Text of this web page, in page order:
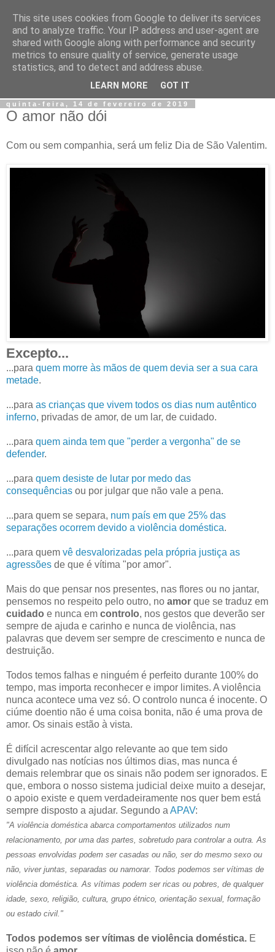
Jiji
Fotografia, devaneios, moda, teatro, e tudo o que eu possa
quinta-feira, 14 de fevereiro de 2019
O amor não dói
Com ou sem companhia, será um feliz Dia de São Valentim.
Excepto...
...para quem morre às mãos de quem devia ser a sua cara
metade.
...para as crianças que vivem todos os dias num autêntico
inferno, privadas de amor, de um lar, de cuidado.
...para quem ainda tem que "perder a vergonha" de se
defender.
...para quem desiste de lutar por medo das
consequências ou por julgar que não vale a pena.
...para quem se separa, num país em que 25% das
separações ocorrem devido a violência doméstica.
...para quem vê desvalorizadas pela própria justiça as
agressões de que é vítima "por amor".
Mais do que pensar nos presentes, nas flores ou no jantar,
pensemos no respeito pelo outro, no amor que se traduz em
cuidado e nunca em controlo, nos gestos que deverão ser
sempre de ajuda e carinho e nunca de violência, nas
palavras que devem ser sempre de crescimento e nunca de
destruição.
Todos temos falhas e ninguém é perfeito durante 100% do
tempo, mas importa reconhecer e impor limites. A violência
nunca acontece uma vez só. O controlo nunca é inocente. O
ciúme doentio não é uma coisa bonita, não é uma prova de
amor. Os sinais estão à vista.
É difícil acrescentar algo relevante ao que tem sido
divulgado nas notícias nos últimos dias, mas nunca é
demais relembrar que os sinais não podem ser ignorados. E
que, embora o nosso sistema judicial deixe muito a desejar,
o apoio existe e quem verdadeiramente nos quer bem está
sempre disposto a ajudar. Segundo a APAV:
"A violência doméstica abarca comportamentos utilizados num
relacionamento, por uma das partes, sobretudo para controlar a outra. As
pessoas envolvidas podem ser casadas ou não, ser do mesmo sexo ou
não, viver juntas, separadas ou namorar. Todos podemos ser vítimas de
violência doméstica. As vítimas podem ser ricas ou pobres, de qualquer
idade, sexo, religião, cultura, grupo étnico, orientação sexual, formação
ou estado civil."
Todos podemos ser vítimas de violência doméstica. E
This site uses cookies from Google to deliver its services
and to analyze traffic. Your IP address and user-agent are
shared with Google along with performance and security
metrics to ensure quality of service, generate usage
statistics, and to detect and address abuse.
LEARN MORE GOT IT